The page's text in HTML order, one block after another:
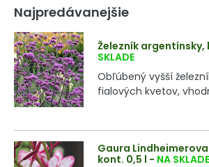
Najpredávanejšie
Železník argentínsky,
SKLADE
Obľúbený vyšší
fialových kvetov,
Gaura Lindheimerova
kont. 0,5 l - NA SKLADE